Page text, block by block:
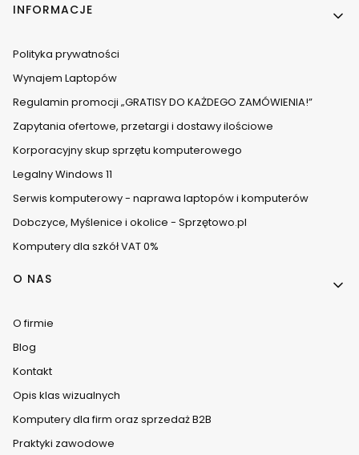
INFORMACJE
Polityka prywatności
Wynajem Laptopów
Regulamin promocji „GRATISY DO KAŻDEGO ZAMÓWIENIA!”
Zapytania ofertowe, przetargi i dostawy ilościowe
Korporacyjny skup sprzętu komputerowego
Legalny Windows 11
Serwis komputerowy - naprawa laptopów i komputerów
Dobczyce, Myślenice i okolice - Sprzętowo.pl
Komputery dla szkół VAT 0%
O NAS
O firmie
Blog
Kontakt
Opis klas wizualnych
Komputery dla firm oraz sprzedaż B2B
Praktyki zawodowe